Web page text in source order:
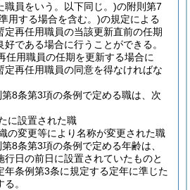
職員をいう。以下同じ。)の附則第7
用する場合を含む。)の規定による
定再任用職員の当該更新直前の任期
である場合に行うことができる。
任用職員の任期を更新する場合に
定再任用職員の同意を得なければな
8条第3項の条例で定める職は、次
に設置された職
の変更等により名称が変更された職
8条第3項の条例で定める年齢は、
行日の前日に設置されていたものと
年条例第3条に規定する定年に準じた
。